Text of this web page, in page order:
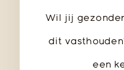
Wil jij
dit
een